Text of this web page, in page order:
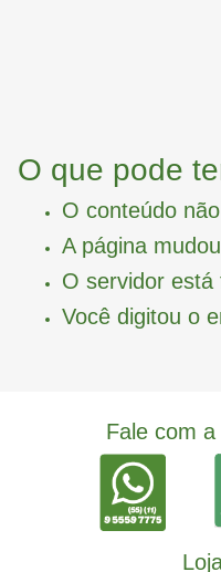
O que pode
O conteúdo
A página
O servidor está
Você digitou o
Fale com